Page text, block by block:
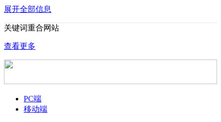
展开全部信息
关键词重合网站
查看更多
PC端
移动端